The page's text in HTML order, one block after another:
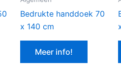
Bedrukte handdoek 70
x 140 cm
Meer info!